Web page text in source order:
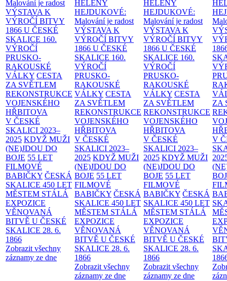
Malování je radost
VÝSTAVA K
VÝROČÍ BITVY
1866 U ČESKÉ
SKALICE 160.
VÝROČÍ
PRUSKO-
RAKOUSKÉ
VÁLKY CESTA
ZA SVĚTLEM
REKONSTRUKCE
VOJENSKÉHO
HŘBITOVA
V ČESKÉ
SKALICI 2023–
2025 KDYŽ MUŽI
(NE)JDOU DO
BOJE 55 LET
FILMOVÉ
BABIČKY ČESKÁ
SKALICE 450 LET
MĚSTEM STÁLÁ
EXPOZICE
VĚNOVANÁ
BITVĚ U ČESKÉ
SKALICE 28. 6.
1866
Zobrazit všechny
záznamy ze dne
HELENY
HEJDUKOVÉ:
Malování je radost
VÝSTAVA K
VÝROČÍ BITVY
1866 U ČESKÉ
SKALICE 160.
VÝROČÍ
PRUSKO-
RAKOUSKÉ
VÁLKY CESTA
ZA SVĚTLEM
REKONSTRUKCE
VOJENSKÉHO
HŘBITOVA
V ČESKÉ
SKALICI 2023–
2025 KDYŽ MUŽI
(NE)JDOU DO
BOJE 55 LET
FILMOVÉ
BABIČKY ČESKÁ
SKALICE 450 LET
MĚSTEM STÁLÁ
EXPOZICE
VĚNOVANÁ
BITVĚ U ČESKÉ
SKALICE 28. 6.
1866
Zobrazit všechny
záznamy ze dne
HELENY
HEJDUKOVÉ:
Malování je radost
VÝSTAVA K
VÝROČÍ BITVY
1866 U ČESKÉ
SKALICE 160.
VÝROČÍ
PRUSKO-
RAKOUSKÉ
VÁLKY CESTA
ZA SVĚTLEM
REKONSTRUKCE
VOJENSKÉHO
HŘBITOVA
V ČESKÉ
SKALICI 2023–
2025 KDYŽ MUŽI
(NE)JDOU DO
BOJE 55 LET
FILMOVÉ
BABIČKY ČESKÁ
SKALICE 450 LET
MĚSTEM STÁLÁ
EXPOZICE
VĚNOVANÁ
BITVĚ U ČESKÉ
SKALICE 28. 6.
1866
Zobrazit všechny
záznamy ze dne
ZA
V